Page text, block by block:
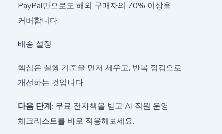
PayPal만으로도 해외 구매자의 70% 이상을
커버합니다.
배송 설정
핵심은 실행 기준을 먼저 세우고, 반복 점검으로
개선하는 것입니다.
다음 단계: 무료 전자책을 받고 AI 직원 운영
체크리스트를 바로 적용해보세요.